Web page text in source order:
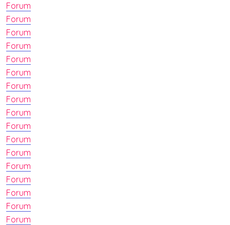
Forum
Forum
Forum
Forum
Forum
Forum
Forum
Forum
Forum
Forum
Forum
Forum
Forum
Forum
Forum
Forum
Forum